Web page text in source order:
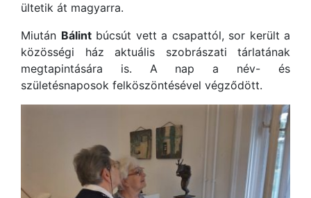
ültetik át magyarra.
Miután Bálintbúcsút vett a csapattól, sor került a
közösségi ház aktuális szobrászati tárlatának
megtapintására is. A nap a név- és
születésnaposok felköszöntésével végződött.